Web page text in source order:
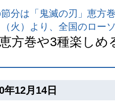
分は「鬼滅の刃」恵方
火）より、全国のロー
方巻や3種楽し
年12月14日